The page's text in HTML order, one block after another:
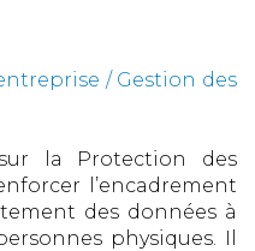
/ Gestion des
la Protection des
l’encadrement
des données à
physiques. Il